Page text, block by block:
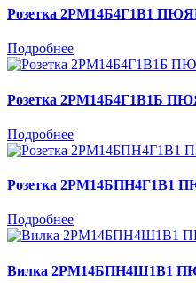
Розетка 2РМ14Б4Г1В1
Подробнее
Розетка 2РМ14Б4Г1В1Б
Подробнее
Розетка 2РМ14БПН4Г1В1
Подробнее
Вилка 2РМ14БПН4Ш1В1